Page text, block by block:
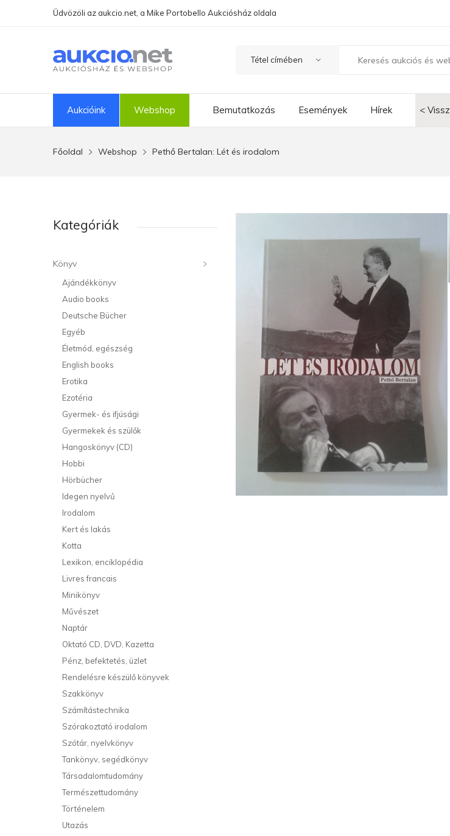
Üdvözöli az aukcio.net, a Mike Portobello Aukciósház oldala
Aukcióink Webshop Bemutatkozás Események Hírek <
Főoldal Webshop Pethő Bertalan: Lét és irodalom
Kategóriák
Könyv
Ajándékkönyv
Audio books
Deutsche Bücher
Egyéb
Életmód, egészség
English books
Erotika
Ezotéria
Gyermek- és ifjúsági
Gyermekek és szülők
Hangoskönyv (CD)
Hobbi
Hörbücher
Idegen nyelvű
Irodalom
Kert és lakás
Kotta
Lexikon, enciklopédia
Livres francais
Minikönyv
Művészet
Naptár
Oktató CD, DVD, Kazetta
Pénz, befektetés, üzlet
Rendelésre készülő könyvek
Szakkönyv
Számítástechnika
Szórakoztató irodalom
Szótár, nyelvkönyv
Tankönyv, segédkönyv
Társadalomtudomány
Természettudomány
Történelem
Utazás